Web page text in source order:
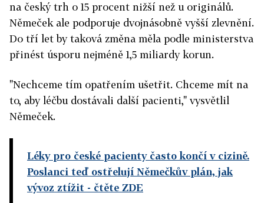
na český trh o 15 procent nižší než u originálů.
Němeček ale podporuje dvojnásobně vyšší zlevnění.
Do tří let by taková změna měla podle ministerstva
přinést úsporu nejméně 1,5 miliardy korun.
"Nechceme tím opatřením ušetřit. Chceme mít na
to, aby léčbu dostávali další pacienti," vysvětlil
Němeček.
Léky pro české pacienty často končí v cizině.
Poslanci teď ostřelují Němečkův plán, jak
vývoz ztížit - čtěte ZDE